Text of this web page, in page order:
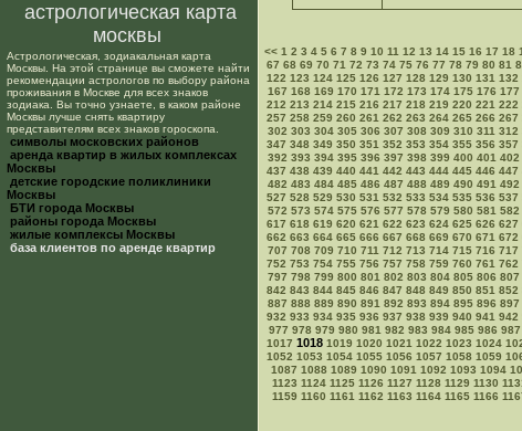
астрологическая карта
москвы
Астрологическая, зодиакальная карта
Москвы. На этой странице вы сможете найти
рекомендации астрологов по выбору района
проживания в Москве для всех знаков
зодиака. Вы точно узнаете, в каком районе
Москвы лучше снять квартиру
представителям всех знаков гороскопа.
cимволы московских районов
аренда квартир в жилых комплексах
Москвы
детские городские поликлиники
Москвы
БТИ города Москвы
районы города Москвы
жилые комплексы Москвы
база клиентов по аренде квартир
<< 1 2 3 4 5 6 7 8 9 10 11 12 13 14 15 16 17 18
67 68 69 70 71 72 73 74 75 76 77 78 79 80 81
122 123 124 125 126 127 128 129 130 131 132
167 168 169 170 171 172 173 174 175 176 177
212 213 214 215 216 217 218 219 220 221 222
257 258 259 260 261 262 263 264 265 266 267
302 303 304 305 306 307 308 309 310 311 312
347 348 349 350 351 352 353 354 355 356 357
392 393 394 395 396 397 398 399 400 401 402
437 438 439 440 441 442 443 444 445 446 447
482 483 484 485 486 487 488 489 490 491 492
527 528 529 530 531 532 533 534 535 536 537
572 573 574 575 576 577 578 579 580 581 582
617 618 619 620 621 622 623 624 625 626 627
662 663 664 665 666 667 668 669 670 671 672
707 708 709 710 711 712 713 714 715 716 717
752 753 754 755 756 757 758 759 760 761 762
797 798 799 800 801 802 803 804 805 806 807
842 843 844 845 846 847 848 849 850 851 852
887 888 889 890 891 892 893 894 895 896 897
932 933 934 935 936 937 938 939 940 941 942
977 978 979 980 981 982 983 984 985 986 987
1017 1018 1019 1020 1021 1022 1023 1024
1052 1053 1054 1055 1056 1057 1058 1059
1087 1088 1089 1090 1091 1092 1093 1094
1123 1124 1125 1126 1127 1128 1129 1130
1159 1160 1161 1162 1163 1164 1165 1166